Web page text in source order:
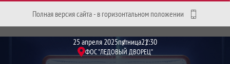
Полная версия сайта - в горизонтальном положении
Протокол и события матча
Матч
25 апреля 2025пятница21:30
ФОС "ЛЕДОВЫЙ ДВОРЕЦ"